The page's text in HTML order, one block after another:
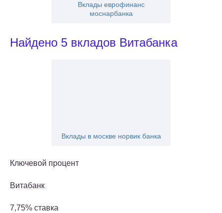
Вклады еврофинанс
моснарбанка
Найдено 5 вкладов Витабанка
Вклады в москве норвик банка
Ключевой процент
Витабанк
7,75% ставка